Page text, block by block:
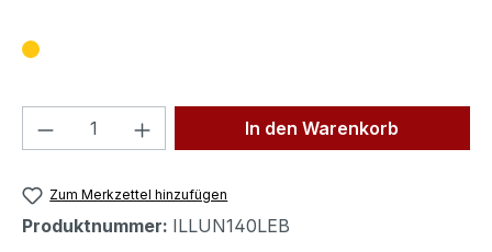
Produkt Anzahl: Gib denIn den Warenkorb
Zum Merkzettel hinzufügen
Produktnummer: ILLUN140LEB